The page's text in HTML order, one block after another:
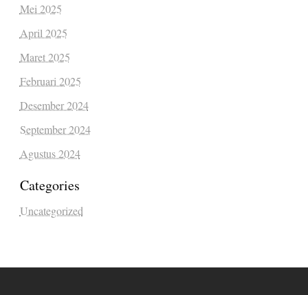
Mei 2025
April 2025
Maret 2025
Februari 2025
Desember 2024
September 2024
Agustus 2024
Categories
Uncategorized